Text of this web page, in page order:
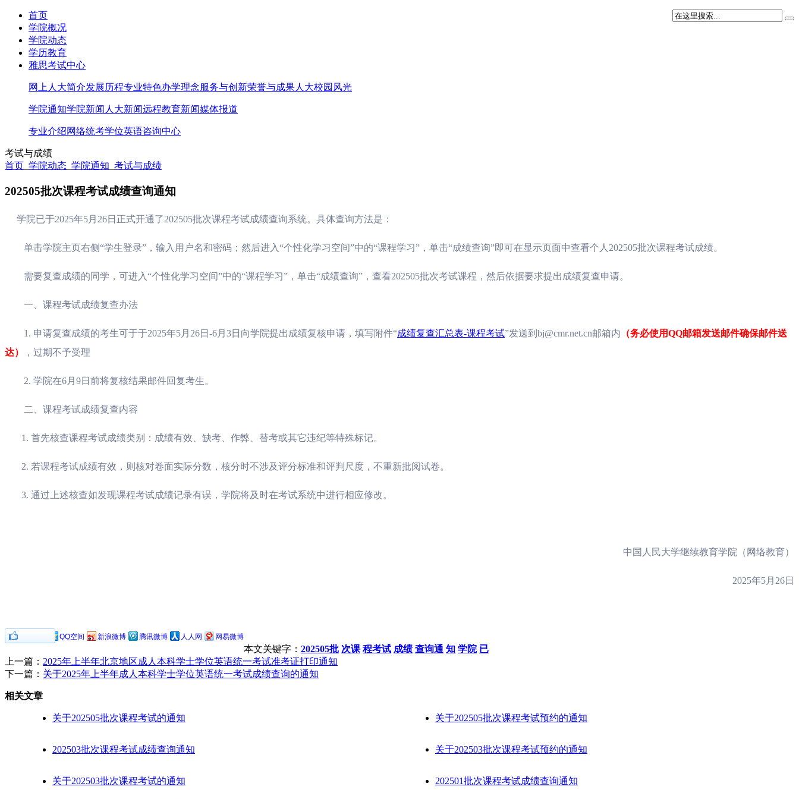
首页
学院概况
学院动态
学历教育
雅思考试中心
网上人大简介发展历程专业特色办学理念服务与创新荣誉与成果人大校园风光
学院通知学院新闻 人大新闻远程教育新闻媒体报道
专业介绍网络统考学位英语咨询中心
考试与成绩
首页 学院动态 学院通知 考试与成绩
202505批次课程考试成绩查询通知
学院已于2025年5月 26日正式开通了202505批次课程考试成绩查询系统。具体查询方法是：
单击学院主页右侧“学生登录”，输入用户名和密码；然后进入“个性化学习空间”中的“课程学习”，单击“成绩查询”即可在显示页面中查看个人202505批次课程考试成绩。
需要复查成绩的同学，可进入“个性化学习空间”中的“课程学习”，单击“成绩查询”，查看202505批次考试课程，然后依据要求提出成绩复查申请。
一、课程考试成绩复查办法
1. 申请复查成绩的考生可于于2025年5月 26日 -6月 3日向学院提出成绩复核申请，填写附件“成绩复查汇总表-课程考试”发送到 bj@cmr.net.cn邮箱内 （务必使用QQ邮箱发送邮件确保邮件送
达）
，过期不予受理
2. 学院在6月 9日前将复核结果邮件回复考生。
二、课程考试成绩复查内容
1. 首先核查课程考试成绩类别：成绩有效、缺考、作弊、替考或其它违纪等特殊标记。
2. 若课程考试成绩有效，则核对卷面实际分数，核分时不涉及评分标准和评判尺度，不重新批阅试卷。
3. 通过上述核查如发现课程考试成绩记录有误，学院将及时在考试系统中进行相应修改。
中国人民大学继续教育学院（网络教育）
2025年5月 26日
QQ空间 新浪微博 腾讯微博 人人网 网易微博
本文关键字： 202505批 次课 程考试 成绩 查询通 知 学院 已
上一篇： 2025年上半年北京地区成人本科学士学位英语统一考试准考证打印通知
下一篇： 关于2025年上半年成人本科学士学位英语统一考试成绩查询的通知
相关文章
关于202505批次课程考试的通知 关于202505批次课程考试预约的通知
202503批次课程考试成绩查询通知 关于202503批次课程考试预约的通知
关于202503批次课程考试的通知 202501批次课程考试成绩查询通知